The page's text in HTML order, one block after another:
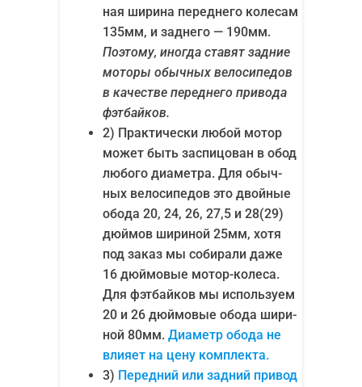
ная шири­на перед­не­го коле­сам
135мм, и зад­не­го — 190мм.
Поэто­му, ино­гда ста­вят зад­ние
мото­ры обыч­ных вело­си­пе­дов
в каче­стве перед­не­го при­во­да
фэтбайков.
2) Прак­ти­че­ски любой мотор
может быть заспи­цо­ван в обод
любо­го диа­мет­ра. Для обыч­
ных вело­си­пе­дов это двой­ные
обо­да 20, 24, 26, 27,5 и 28(29)
дюй­мов шири­ной 25мм, хотя
под заказ мы соби­ра­ли даже
16 дюй­мо­вые мотор-коле­са.
Для фэт­бай­ков мы исполь­зу­ем
20 и 26 дюй­мо­вые обо­да шири­
ной 80мм. Диа­метр обо­да не
вли­я­ет на цену комплекта.
3) Перед­ний или зад­ний при­вод